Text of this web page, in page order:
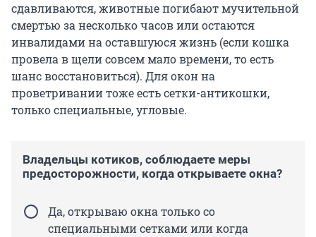
сдавливаются, животные погибают мучительной
смертью за несколько часов или остаются
инвалидами на оставшуюся жизнь (если кошка
провела в щели совсем мало времени, то есть
шанс восстановиться). Для окон на
проветривании тоже есть сетки-антикошки,
только специальные, угловые.
Владельцы котиков, соблюдаете меры
предосторожности, когда открываете окна?
Да, открываю окна только со
специальными сетками или когда